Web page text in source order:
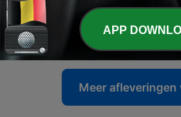
16 - LECCION 7 - PARTE 2
03 sep. 2023
Meer afleveringen
APP